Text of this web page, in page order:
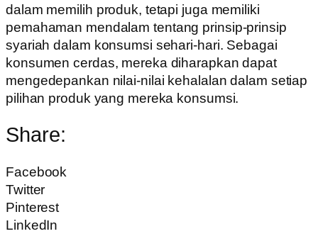
dalam memilih produk, tetapi juga memiliki
pemahaman mendalam tentang prinsip-prinsip
syariah dalam konsumsi sehari-hari. Sebagai
konsumen cerdas, mereka diharapkan dapat
mengedepankan nilai-nilai kehalalan dalam setiap
pilihan produk yang mereka konsumsi.
Share:
Facebook
Twitter
Pinterest
LinkedIn